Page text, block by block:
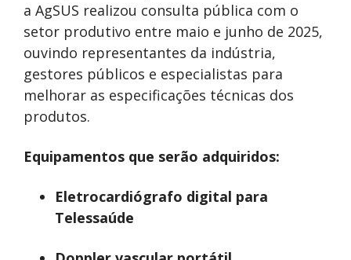
a AgSUS realizou consulta pública com o
setor produtivo entre maio e junho de 2025,
ouvindo representantes da indústria,
gestores públicos e especialistas para
melhorar as especificações técnicas dos
produtos.
Equipamentos que serão adquiridos:
Eletrocardiógrafo digital para
Telessaúde